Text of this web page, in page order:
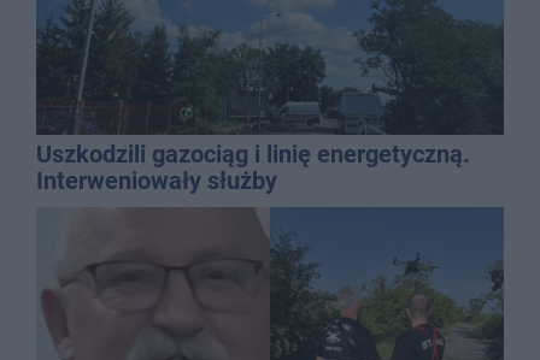
Uszkodzili gazociąg i linię energetyczną.
Interweniowały służby